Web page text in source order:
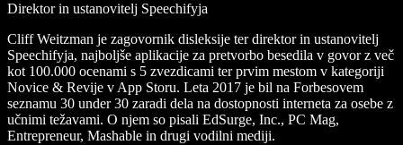
Direktor in ustanovitelj Speechifyja
Cliff Weitzman je zagovornik disleksije ter direktor in ustanovitelj
Speechifyja, najboljše aplikacije za pretvorbo besedila v govor z več
kot 100.000 ocenami s 5 zvezdicami ter prvim mestom v kategoriji
Novice & Revije v App Storu. Leta 2017 je bil na Forbesovem
seznamu 30 under 30 zaradi dela na dostopnosti interneta za osebe z
učnimi težavami. O njem so pisali EdSurge, Inc., PC Mag,
Entrepreneur, Mashable in drugi vodilni mediji.